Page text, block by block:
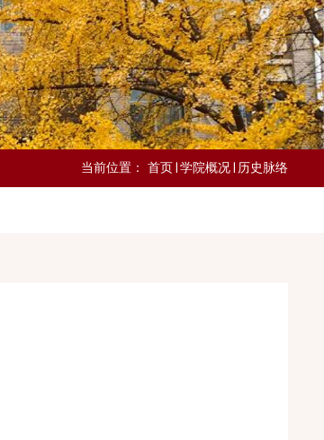
当前位置： 首页 学院概况 历史脉络